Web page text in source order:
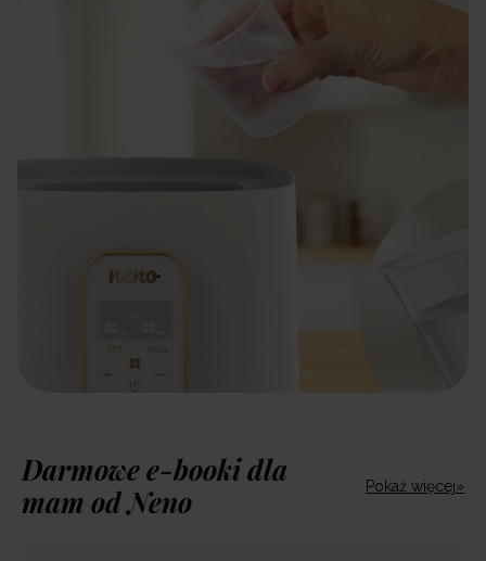
Darmowe e-booki dla
mam od Neno
Pokaż więcej»